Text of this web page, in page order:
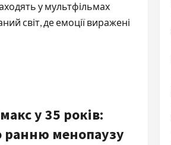
у мультфільмах
світ, де емоції виражені
у 35 років:
ранню менопаузу